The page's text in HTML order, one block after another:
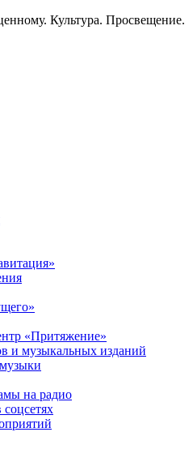
Культура. Просвещение.
«Притяжение»
и музыкальных изданий
на радио
соцсетях